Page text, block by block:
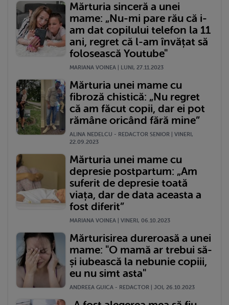
Mărturia sinceră a unei
mame: „Nu-mi pare rău că i-
am dat copilului telefon la 11
ani, regret că l-am învățat să
folosească Youtube"
MARIANA VOINEA | LUNI, 27.11.2023
Mărturia unei mame cu
fibroză chistică: „Nu regret
că am făcut copii, dar ei pot
rămâne oricând fără mine”
ALINA NEDELCU - REDACTOR SENIOR | VINERI,
22.09.2023
Mărturia unei mame cu
depresie postpartum: „Am
suferit de depresie toată
viața, dar de data aceasta a
fost diferit”
MARIANA VOINEA | VINERI, 06.10.2023
Mărturisirea dureroasă a unei
mame: "O mamă ar trebui să-
și iubească la nebunie copiii,
eu nu simt asta"
ANDREEA GUICA - REDACTOR | JOI, 26.10.2023